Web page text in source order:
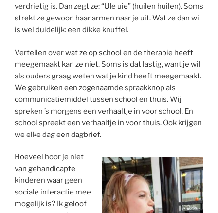
verdrietig is. Dan zegt ze: “UIe uie” (huilen huilen). Soms
strekt ze gewoon haar armen naar je uit. Wat ze dan wil
is wel duidelijk: een dikke knuffel.
Vertellen over wat ze op school en de therapie heeft
meegemaakt kan ze niet. Soms is dat lastig, want je wil
als ouders graag weten wat je kind heeft meegemaakt.
We gebruiken een zogenaamde spraakknop als
communicatiemiddel tussen school en thuis. Wij
spreken ’s morgens een verhaaltje in voor school. En
school spreekt een verhaaltje in voor thuis. Ook krijgen
we elke dag een dagbrief.
Hoeveel hoor je niet
van gehandicapte
kinderen waar geen
sociale interactie mee
mogelijk is? Ik geloof